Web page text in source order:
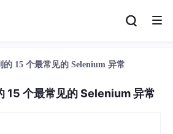
的 15 个最常见的 Selenium 异常
15 个最常见的 Selenium 异常